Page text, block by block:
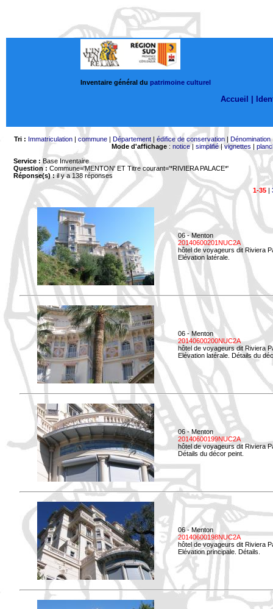
Inventaire général du patrimoine culturel
Accueil |
Tri : Immatriculation| commune| Département| édifice de conservation| Dénomination
Mode d'affichage: notice| simplifié|vignettes |
Service : Base Inventaire
Question : Commune='MENTON' ET Titre courant='*RIVIERA PALACE*'
Réponse(s) :il y a 138 réponses
1-35|
06 - Menton
20140600201NUC2A
hôtel de voyageurs dit Riviera
Elévation latérale.
06 - Menton
20140600200NUC2A
hôtel de voyageurs dit Riviera
Elévation latérale. Détails du
06 - Menton
20140600199NUC2A
hôtel de voyageurs dit Riviera
Détails du décor peint.
06 - Menton
20140600198NUC2A
hôtel de voyageurs dit Riviera
Elévation principale. Détails.